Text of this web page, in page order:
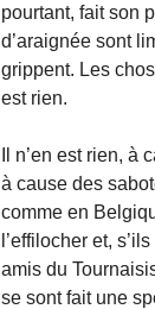
pourtant, fait son
d’araignée sont
grippent. Les
est rien.
Il n’en est rien,
à cause des
comme en
l’effilocher et,
amis du
se sont fait une